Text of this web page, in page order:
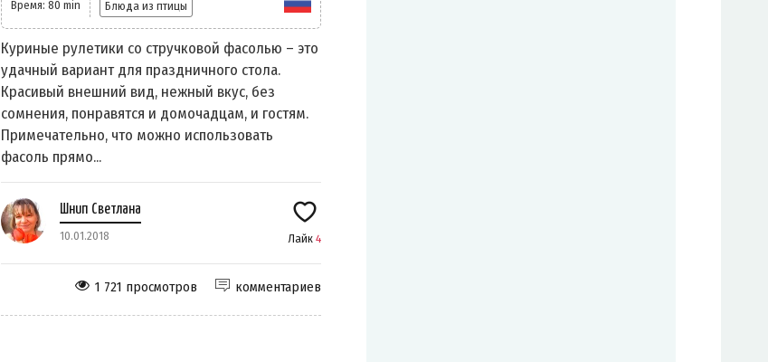
Время: 80 min Блюда из птицы
Куриные рулетики со стручковой фасолью – это
удачный вариант для праздничного стола.
Красивый внешний вид, нежный вкус, без
сомнения, понравятся и домочадцам, и гостям.
Примечательно, что можно использовать
фасоль прямо...
Шнип Светлана
10.01.2018 Лайк 4
комментариев
1 721 просмотров